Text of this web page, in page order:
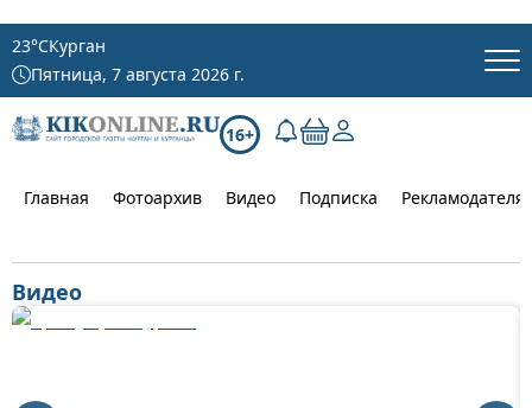
23°CКурган
Пятница, 7 августа 2026 г.
16+
Главная Фотоархив Видео Подписка
Видео